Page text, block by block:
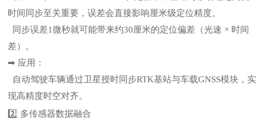
时间同步至关重要，误差会直接影响厘米级定位精度。
同步误差1微秒就可能带来约30厘米的定位偏差（光速 × 时间
差）。
➡ 应用：
自动驾驶车辆通过卫星授时同步RTK基站与车载GNSS模块，实
现高精度时空对齐。
2️⃣ 多传感器数据融合